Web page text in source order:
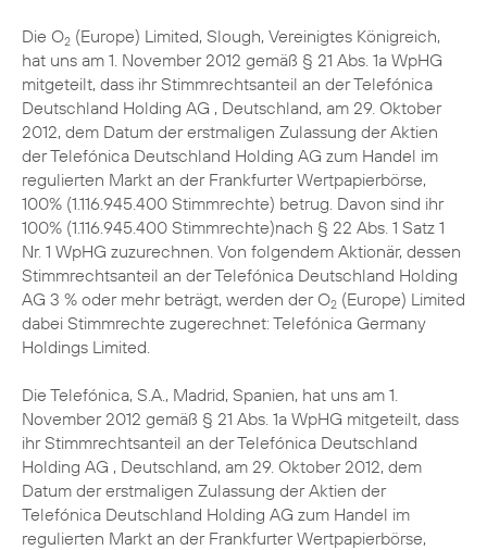
Die O2 (Europe) Limited, Slough, Vereinigtes Königreich,
hat uns am 1. November 2012 gemäß § 21 Abs. 1a WpHG
mitgeteilt, dass ihr Stimmrechtsanteil an der Telefónica
Deutschland Holding AG , Deutschland, am 29. Oktober
2012, dem Datum der erstmaligen Zulassung der Aktien
der Telefónica Deutschland Holding AG zum Handel im
regulierten Markt an der Frankfurter Wertpapierbörse,
100% (1.116.945.400 Stimmrechte) betrug. Davon sind ihr
100% (1.116.945.400 Stimmrechte)nach § 22 Abs. 1 Satz 1
Nr. 1 WpHG zuzurechnen. Von folgendem Aktionär, dessen
Stimmrechtsanteil an der Telefónica Deutschland Holding
AG 3 % oder mehr beträgt, werden der O2 (Europe) Limited
dabei Stimmrechte zugerechnet: Telefónica Germany
Holdings Limited.
Die Telefónica, S.A., Madrid, Spanien, hat uns am 1.
November 2012 gemäß § 21 Abs. 1a WpHG mitgeteilt, dass
ihr Stimmrechtsanteil an der Telefónica Deutschland
Holding AG , Deutschland, am 29. Oktober 2012, dem
Datum der erstmaligen Zulassung der Aktien der
Telefónica Deutschland Holding AG zum Handel im
regulierten Markt an der Frankfurter Wertpapierbörse,